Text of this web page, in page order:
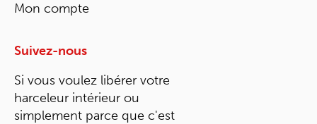
Mon compte
Suivez-nous
Si vous voulez libérer votre
harceleur intérieur ou
simplement parce que c'est